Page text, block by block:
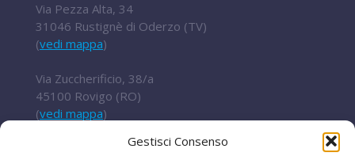
Gestisci Consenso
Via Pezza Alta, 34
31046 Rustignè di Oderzo (TV)
(vedi mappa)
Via Zuccherificio, 38/a
45100 Rovigo (RO)
(vedi mappa)
+ 39 0422 852016